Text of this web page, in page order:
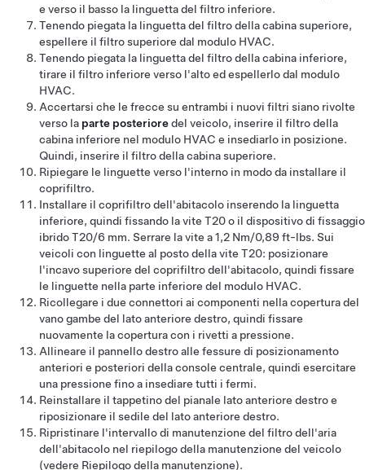
e verso il basso la linguetta del filtro inferiore.
Tenendo piegata la linguetta del filtro della cabina superiore,
espellere il filtro superiore dal modulo HVAC.
Tenendo piegata la linguetta del filtro della cabina inferiore,
tirare il filtro inferiore verso l'alto ed espellerlo dal modulo
HVAC.
Accertarsi che le frecce su entrambi i nuovi filtri siano rivolte
verso la parte posterioredel veicolo, inserire il filtro della
cabina inferiore nel modulo HVAC e insediarlo in posizione.
Quindi, inserire il filtro della cabina superiore.
Ripiegare le linguette verso l'interno in modo da installare il
coprifiltro.
Installare il coprifiltro dell'abitacolo inserendo la linguetta
inferiore, quindi fissando la vite T20 o il dispositivo di fissaggio
ibrido T20/6 mm. Serrare la vite a 1,2 Nm/0,89 ft-lbs. Sui
veicoli con linguette al posto della vite T20: posizionare
l'incavo superiore del coprifiltro dell'abitacolo, quindi fissare
le linguette nella parte inferiore del modulo HVAC.
Ricollegare i due connettori ai componenti nella copertura del
vano gambe del lato anteriore destro, quindi fissare
nuovamente la copertura con i rivetti a pressione.
Allineare il pannello destro alle fessure di posizionamento
anteriori e posteriori della console centrale, quindi esercitare
una pressione fino a insediare tutti i fermi.
Reinstallare il tappetino del pianale lato anteriore destro e
riposizionare il sedile del lato anteriore destro.
Ripristinare l'intervallo di manutenzione del filtro dell'aria
dell'abitacolo nel riepilogo della manutenzione del veicolo
(vedere Riepilogo della manutenzione).